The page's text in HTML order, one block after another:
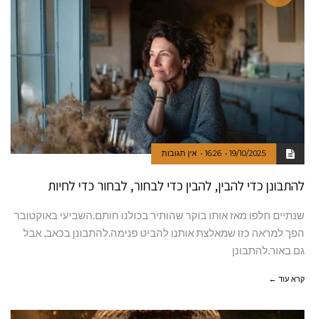
19/10/2025
16:26 אין תגובות
להתבונן כדי להבין, להבין כדי לבחור, לבחור כדי לחיות
שנתיים חלפו מאז אותו בוקר שהותיר בכולנו חותם.השביעי באוקטובר
הפך למראה כזו שמאלצת אותנו להביט פנימה.להתבונן בכאב, אבל
גם באור.להתבונן
קרא עוד ←